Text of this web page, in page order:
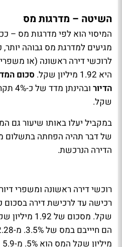
השיטה – מדרגות מס
המיסוי הוא לפי מדרגות מס –
מגיעים למדרגת מס גבוהה
לרוכשי דירה ראשונה (או
היא 1.92 מיליון שקל.
סכום
הדיור
שקל.
במקביל יעלו באותו שיעור גם
של דבר תהיה הפחתה בתשלום
הדירה הנרכשת.